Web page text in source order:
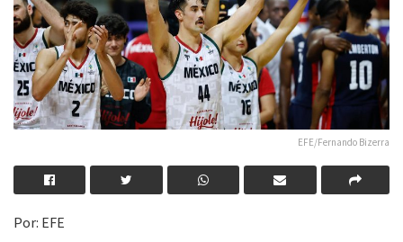
EFE/Fernando Bizerra
Por: EFE